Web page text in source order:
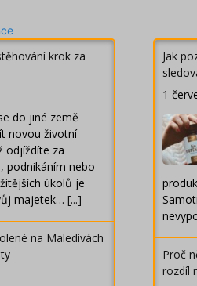
krok za
do jiné země
novou životní
odjíždíte za
podnikáním nebo
úkolů je
majetek… [...]
na Maledivách
Jak
1
Proč
rozdíl